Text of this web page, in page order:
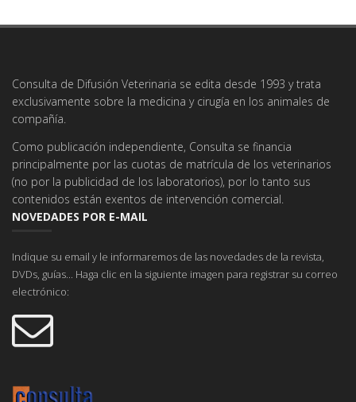
Consulta de Difusión Veterinaria se edita desde 1993 y trata
exclusivamente sobre la medicina y cirugía en los animales de
compañía.
Como publicación independiente, Consulta se financia
principalmente por las cuotas de matrícula de los veterinarios
(no por la publicidad de los laboratorios), por lo tanto sus
contenidos están exentos de intervención comercial.
NOVEDADES POR E-MAIL
Indique su email y le informaremos de las novedades de la revista,
DVDs, guías... Haga clic en la siguiente imagen para registrar su correo
electrónico: